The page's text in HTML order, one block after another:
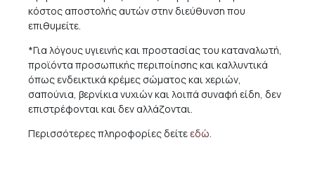
κόστος αποστολής αυτών στην διεύθυνση που
επιθυμείτε.
*Για λόγους υγιεινής και προστασίας του καταναλωτή,
προϊόντα προσωπικής περιποίησης και καλλυντικά
όπως ενδεικτικά κρέμες σώματος και χεριών,
σαπούνια, βερνίκια νυχιών και λοιπά συναφή είδη, δεν
επιστρέφονται και δεν αλλάζονται.
Περισσότερες πληροφορίες δείτε εδώ.